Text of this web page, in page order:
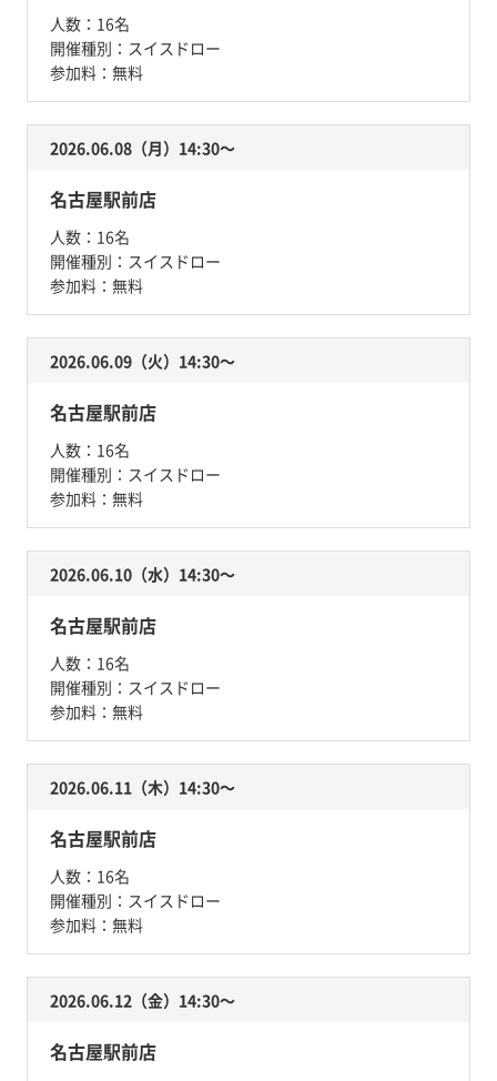
人数： 16名
開催種別： スイスドロー
参加料： 無料
2026.06.08（月）14:30〜
名古屋駅前店
人数： 16名
開催種別： スイスドロー
参加料： 無料
2026.06.09（火）14:30〜
名古屋駅前店
人数： 16名
開催種別： スイスドロー
参加料： 無料
2026.06.10（水）14:30〜
名古屋駅前店
人数： 16名
開催種別： スイスドロー
参加料： 無料
2026.06.11（木）14:30〜
名古屋駅前店
人数： 16名
開催種別： スイスドロー
参加料： 無料
2026.06.12（金）14:30〜
名古屋駅前店